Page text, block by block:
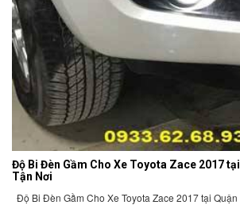
Độ Bi Đèn Gầm Cho Xe Toyota Zace 2017
Tận Nơi
Độ Bi Đèn Gầm Cho Xe Toyota Zace 2017 tại